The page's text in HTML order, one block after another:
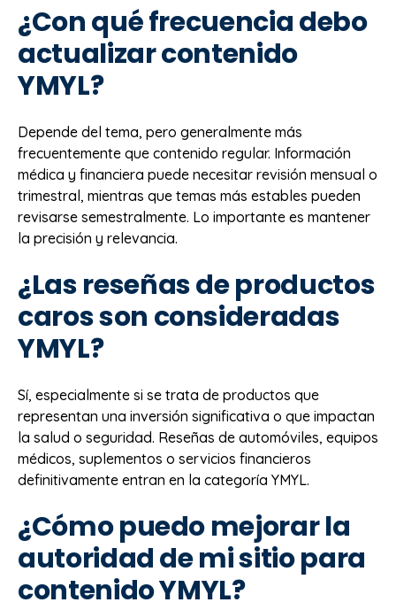
¿Con qué frecuencia debo
actualizar contenido
YMYL?
Depende del tema, pero generalmente más
frecuentemente que contenido regular. Información
médica y financiera puede necesitar revisión mensual o
trimestral, mientras que temas más estables pueden
revisarse semestralmente. Lo importante es mantener
la precisión y relevancia.
¿Las reseñas de productos
caros son consideradas
YMYL?
Sí, especialmente si se trata de productos que
representan una inversión significativa o que impactan
la salud o seguridad. Reseñas de automóviles, equipos
médicos, suplementos o servicios financieros
definitivamente entran en la categoría YMYL.
¿Cómo puedo mejorar la
autoridad de mi sitio para
contenido YMYL?